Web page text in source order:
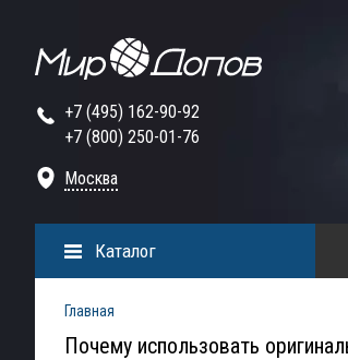
+7 (495) 162-90-92
+7 (800) 250-01-76
Москва
Каталог
Главная
Почему использовать